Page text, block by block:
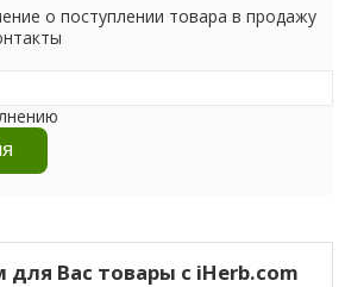
о поступлении товара в продажу
для Вас товары с iHerb.com